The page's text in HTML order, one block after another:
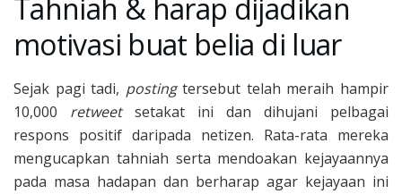
Tahniah & harap dijadikan
motivasi buat belia di luar
Sejak pagi tadi, postingtersebut telah meraih hampir
10,000 retweetsetakat ini dan dihujani pelbagai
respons positif daripada netizen. Rata-rata mereka
mengucapkan tahniah serta mendoakan kejayaannya
pada masa hadapan dan berharap agar kejayaan ini